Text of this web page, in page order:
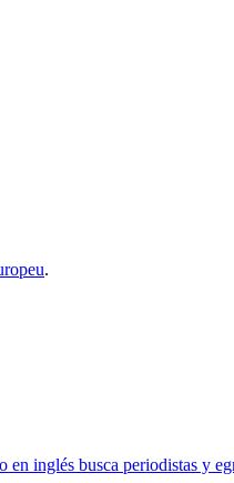
.
inglés busca periodistas y